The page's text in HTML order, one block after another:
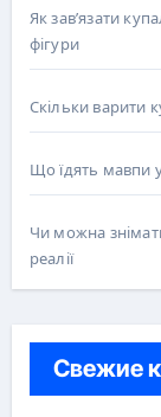
Як зав’язати
фігури
Скільки варити
Що їдять мавпи
Чи можна
реалії
Свежие